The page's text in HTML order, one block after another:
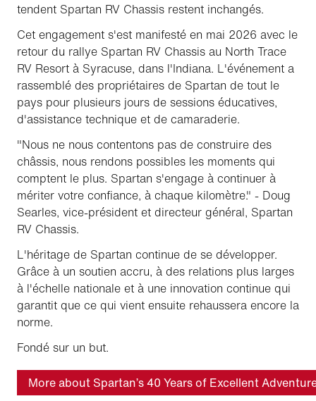
tendent Spartan RV Chassis restent inchangés.
Cet engagement s'est manifesté en mai 2026 avec le
retour du rallye Spartan RV Chassis au North Trace
RV Resort à Syracuse, dans l'Indiana. L'événement a
rassemblé des propriétaires de Spartan de tout le
pays pour plusieurs jours de sessions éducatives,
d'assistance technique et de camaraderie.
"Nous ne nous contentons pas de construire des
châssis, nous rendons possibles les moments qui
comptent le plus. Spartan s'engage à continuer à
mériter votre confiance, à chaque kilomètre." - Doug
Searles, vice-président et directeur général, Spartan
RV Chassis.
L'héritage de Spartan continue de se développer.
Grâce à un soutien accru, à des relations plus larges
à l'échelle nationale et à une innovation continue qui
garantit que ce qui vient ensuite rehaussera encore la
norme.
Fondé sur un but.
More about Spartan’s 40 Years of Excellent